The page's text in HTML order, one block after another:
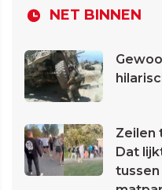
NET BINNEN
Zeilen
Dat
tussen